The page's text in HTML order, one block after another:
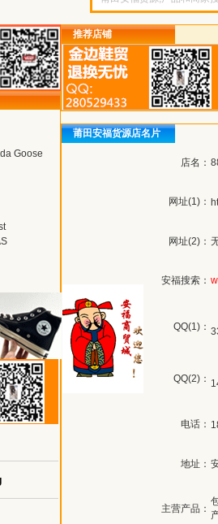
Goose
推荐店铺
莆田安福货源店名片
店名：
网址(1)：
网址(2)：
安福搜索：
QQ(1)：
QQ(2)：
电话：
地址：
主营产品：